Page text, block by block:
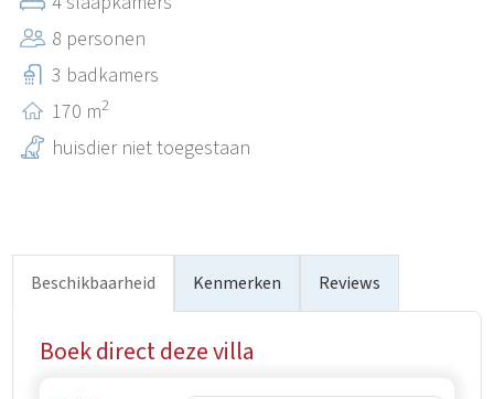
pittoreske Istrische dorpjes, lokale restaurants,
fietsroutes en natuurlijke attracties. De luchthaven van
Pula ligt op ongeveer 40 km afstand, terwijl veel van de
bekendste bestemmingen van Istrië gemakkelijk
bereikbaar zijn met de auto.
8 personen
3 badkamers
170 m2
huisdier niet toegestaan
Beschikbaarheid Kenmerken Reviews
Boek direct deze villa